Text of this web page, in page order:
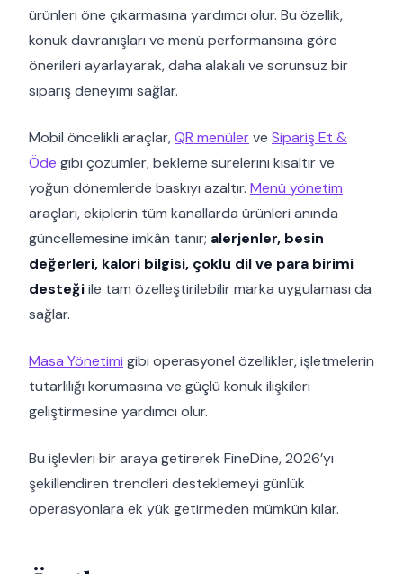
ürünleri öne çıkarmasına yardımcı olur. Bu özellik,
konuk davranışları ve menü performansına göre
önerileri ayarlayarak, daha alakalı ve sorunsuz bir
sipariş deneyimi sağlar.
Mobil öncelikli araçlar,QR menülerve Sipariş Et &
Öde gibi çözümler, bekleme sürelerini kısaltır ve
yoğun dönemlerde baskıyı azaltır. Menü yönetim
araçları, ekiplerin tüm kanallarda ürünleri anında
güncellemesine imkân tanır; alerjenler, besin
değerleri, kalori bilgisi, çoklu dil ve para birimi
desteğiile tam özelleştirilebilir marka uygulaması da
sağlar.
Masa Yönetimi gibi operasyonel özellikler, işletmelerin
tutarlılığı korumasına ve güçlü konuk ilişkileri
geliştirmesine yardımcı olur.
Bu işlevleri bir araya getirerek FineDine, 2026’yı
şekillendiren trendleri desteklemeyi günlük
operasyonlara ek yük getirmeden mümkün kılar.